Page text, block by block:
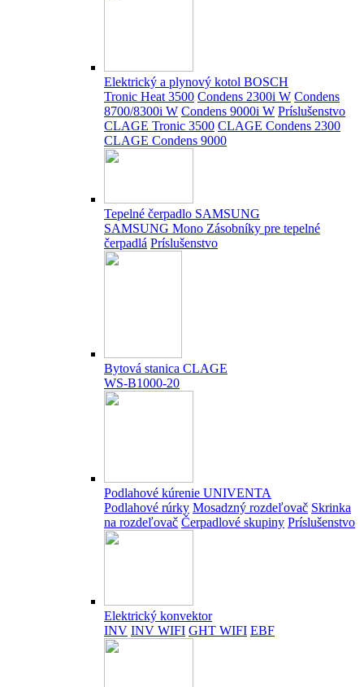
Elektrický a plynový kotol BOSCH
Tronic Heat 3500 Condens 2300i W Condens
8700/8300i W Condens 9000i W Príslušenstvo
CLAGE Tronic 3500 CLAGE Condens 2300
CLAGE Condens 9000
Tepelné čerpadlo SAMSUNG
SAMSUNG Mono Zásobníky pre tepelné
čerpadlá Príslušenstvo
Bytová stanica CLAGE
WS-B1000-20
Podlahové kúrenie UNIVENTA
Podlahové rúrky Mosadzný rozdeľovač Skrinka
na rozdeľovač Čerpadlové skupiny Príslušenstvo
Elektrický konvektor
INV INV WIFI GHT WIFI EBF